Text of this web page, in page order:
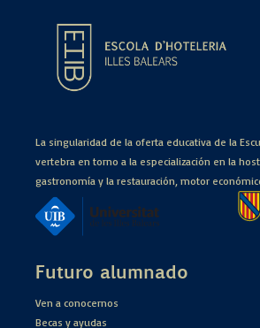
La singularidad de la oferta educativa de la
vertebra en torno a la especialización en la
gastronomía y la restauración, motor
Futuro alumnado
Ven a conocernos
Becas y ayudas